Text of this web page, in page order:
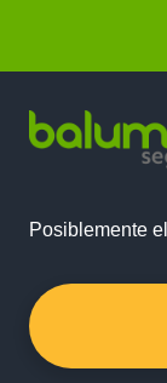
Posiblemente